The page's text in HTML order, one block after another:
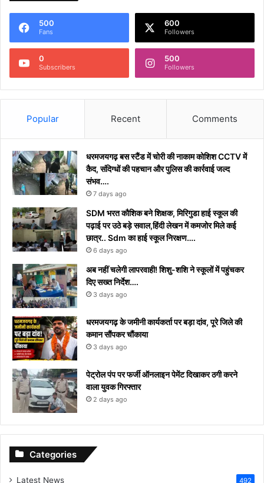
500
Fans
600
Followers
0
Subscribers
500
Followers
Popular Recent Comments
धरमजयगढ़ बस स्टैंड में चोरी की नाकाम कोशिश CCTV में
कैद, संदिग्धों की पहचान और पुलिस की कार्रवाई जल्द
संभव….
7 days ago
​SDM भरत कौशिक बने शिक्षक, मिरिगुडा हाई स्कूल की
पढ़ाई पर उठे बड़े सवाल,हिंदी लेखन में कमजोर मिले कई
छात्र.. Sdm का हाई स्कूल निरक्षण….
6 days ago
अब नहीं चलेगी लापरवाही! शिशु-शशि ने स्कूलों में पहुंचकर
दिए सख्त निर्देश….
3 days ago
धरमजयगढ़ के जमीनी कार्यकर्ता पर बड़ा दांव, पूरे जिले की
कमान सौंपकर चौंकाया
3 days ago
पेट्रोल पंप पर फर्जी ऑनलाइन पेमेंट दिखाकर ठगी करने
वाला युवक गिरफ्तार
2 days ago
Categories
Latest News 492